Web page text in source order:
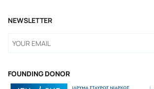
FOUNDING DONOR
NEWSLETTER